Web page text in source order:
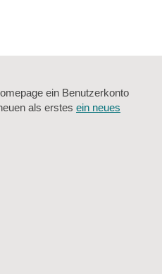
ein Benutzerkonto
als erstes ein neues